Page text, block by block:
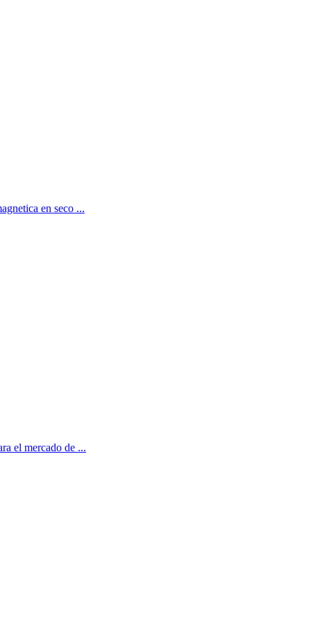
en seco ...
el mercado de ...